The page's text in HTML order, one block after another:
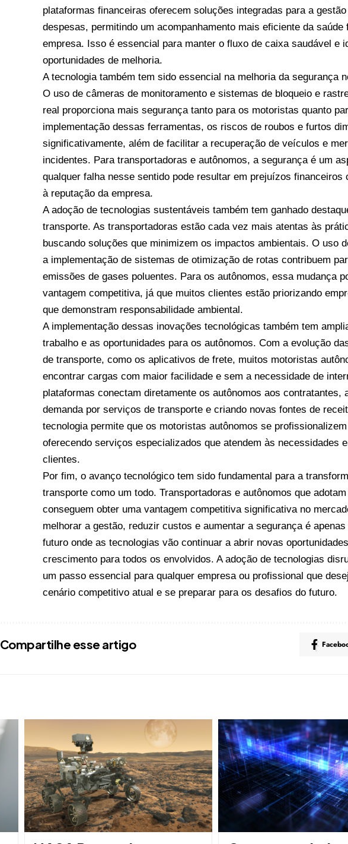
plataformas financeiras oferecem soluções integradas para a
despesas, permitindo um acompanhamento mais eficiente da saúde
empresa. Isso é essencial para manter o fluxo de caixa saudável e
oportunidades de melhoria.
A tecnologia também tem sido essencial na melhoria da segurança
O uso de câmeras de monitoramento e sistemas de bloqueio e
real proporciona mais segurança tanto para os motoristas quanto
implementação dessas ferramentas, os riscos de roubos e furtos
significativamente, além de facilitar a recuperação de veículos e
incidentes. Para transportadoras e autônomos, a segurança é um
qualquer falha nesse sentido pode resultar em prejuízos financeiros
à reputação da empresa.
A adoção de tecnologias sustentáveis também tem ganhado
transporte. As transportadoras estão cada vez mais atentas às
buscando soluções que minimizem os impactos ambientais. O uso
a implementação de sistemas de otimização de rotas contribuem
emissões de gases poluentes. Para os autônomos, essa mudança
vantagem competitiva, já que muitos clientes estão priorizando
que demonstram responsabilidade ambiental.
A implementação dessas inovações tecnológicas também tem
trabalho e as oportunidades para os autônomos. Com a evolução
de transporte, como os aplicativos de frete, muitos motoristas
encontrar cargas com maior facilidade e sem a necessidade de
plataformas conectam diretamente os autônomos aos contratantes,
demanda por serviços de transporte e criando novas fontes de
tecnologia permite que os motoristas autônomos se
oferecendo serviços especializados que atendem às necessidades
clientes.
Por fim, o avanço tecnológico tem sido fundamental para a
transporte como um todo. Transportadoras e autônomos que
conseguem obter uma vantagem competitiva significativa no
melhorar a gestão, reduzir custos e aumentar a segurança é
futuro onde as tecnologias vão continuar a abrir novas
crescimento para todos os envolvidos. A adoção de tecnologias
um passo essencial para qualquer empresa ou profissional que
cenário competitivo atual e se preparar para os desafios do futuro.
Compartilhe esse artigo